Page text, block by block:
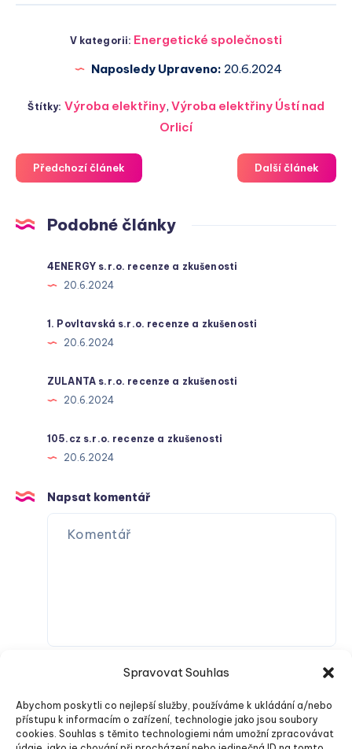
Spravovat Souhlas
Abychom poskytli co nejlepší služby, používáme k ukládání a/nebo
přístupu k informacím o zařízení, technologie jako jsou soubory
cookies. Souhlas s těmito technologiemi nám umožní zpracovávat
V kategorii: Energetické společnosti
Naposledy Upraveno: 20.6.2024
Štítky: Výroba elektřiny, Výroba elektřiny Ústí nad
Orlicí
Předchozí článek Další článek
Podobné články
4ENERGY s.r.o. recenze a zkušenosti
20.6.2024
1. Povltavská s.r.o. recenze a zkušenosti
20.6.2024
ZULANTA s.r.o. recenze a zkušenosti
20.6.2024
105.cz s.r.o. recenze a zkušenosti
20.6.2024
Napsat komentář